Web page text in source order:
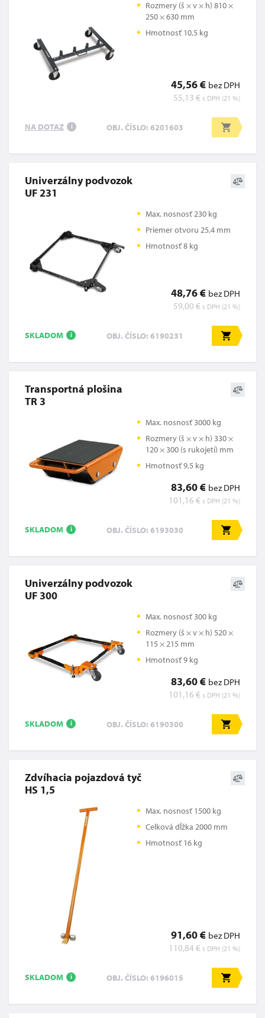
Rozmery (š × v × h) 810 ×
250 × 630 mm
Hmotnosť 10,5 kg
45,56 € bez DPH
55,13 € s DPH (21 %)
NA DOTAZ i OBJ. ČÍSLO: 6201603
Univerzálny podvozok
UF 231
Max. nosnosť 230 kg
Priemer otvoru 25,4 mm
Hmotnosť 8 kg
48,76 € bez DPH
59,00 € s DPH (21 %)
SKLADOM i OBJ. ČÍSLO: 6190231
Transportná plošina
TR 3
Max. nosnosť 3000 kg
Rozmery (š × v × h) 330 ×
120 × 300 (s rukojetí) mm
Hmotnosť 9,5 kg
83,60 € bez DPH
101,16 € s DPH (21 %)
SKLADOM i OBJ. ČÍSLO: 6193030
Univerzálny podvozok
UF 300
Max. nosnosť 300 kg
Rozmery (š × v × h) 520 ×
115 × 215 mm
Hmotnosť 9 kg
83,60 € bez DPH
101,16 € s DPH (21 %)
SKLADOM i OBJ. ČÍSLO: 6190300
Zdvíhacia pojazdová tyč
HS 1,5
Max. nosnosť 1500 kg
Celková dĺžka 2000 mm
Hmotnosť 16 kg
91,60 € bez DPH
110,84 € s DPH (21 %)
SKLADOM i OBJ. ČÍSLO: 6196015